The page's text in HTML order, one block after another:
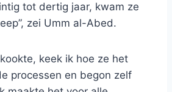
tot dertig jaar, kwam ze
zei Umm al-Abed.
keek ik hoe ze het
processen en begon zelf